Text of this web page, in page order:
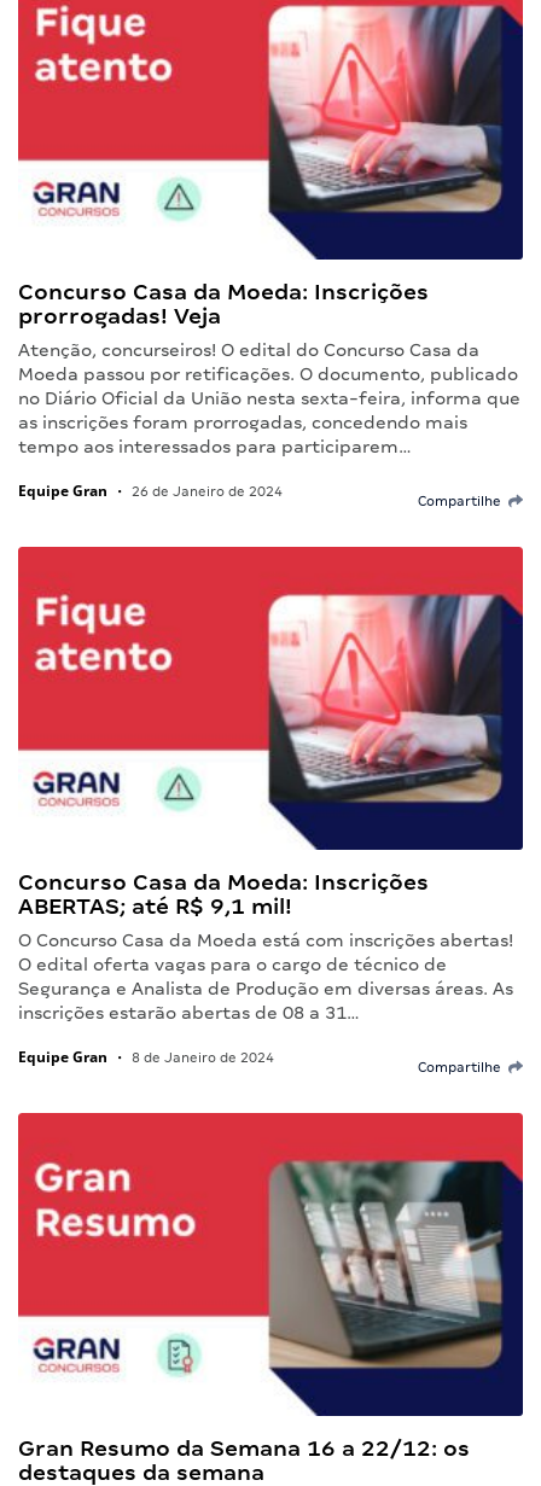
Concurso Casa da Moeda: Inscrições
prorrogadas! Veja
Atenção, concurseiros! O edital do Concurso Casa da
Moeda passou por retificações. O documento, publicado
no Diário Oficial da União nesta sexta-feira, informa que
as inscrições foram prorrogadas, concedendo mais
tempo aos interessados para participarem…
Equipe Gran • 26 de Janeiro de 2024
Compartilhe
Concurso Casa da Moeda: Inscrições
ABERTAS; até R$ 9,1 mil!
O Concurso Casa da Moeda está com inscrições abertas!
O edital oferta vagas para o cargo de técnico de
Segurança e Analista de Produção em diversas áreas. As
inscrições estarão abertas de 08 a 31…
Equipe Gran • 8 de Janeiro de 2024
Compartilhe
Gran Resumo da Semana 16 a 22/12: os
destaques da semana